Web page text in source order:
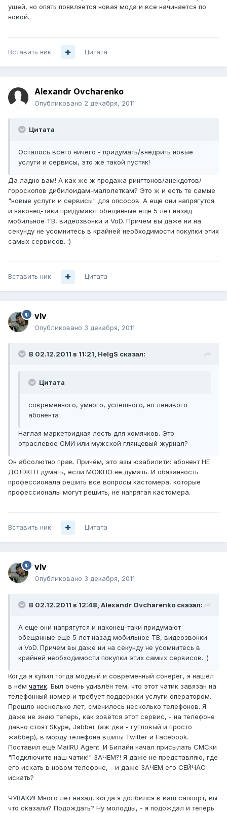
ушей, но опять появляется новая мода и все начинается по
новой.
Вставить ник Цитата
Alexandr Ovcharenko
Опубликовано 2 декабря, 2011
Цитата
Осталось всего ничего - придумать/внедрить новые
услуги и сервисы, это же такой пустяк!
Да ладно вам! А как же ж продажа рингтонов/анекдотов/
гороскопов дибилоидам-малолеткам? Это ж и есть те самые
"новые услуги и сервисы" для опсосов. А еще они напрягутся
и наконец-таки придумают обещанные еще 5 лет назад
мобильное ТВ, видеозвонки и VoD. Причем вы даже ни на
секунду не усомнитесь в крайней необходимости покупки этих
самых сервисов. :)
Вставить ник Цитата
vIv
Опубликовано 3 декабря, 2011
В 02.12.2011 в 11:21, HelgS сказал:
Цитата
современного, умного, успешного, но ленивого
абонента
Наглая маркетоидная лесть для хомячков. Это
отраслевое СМИ или мужской глянцевый журнал?
Он абсолютно прав. Причём, это азы юзабилити: абонент НЕ
ДОЛЖЕН думать, если МОЖНО не думать. И обязанность
профессионала решить все вопросы кастомера, которые
профессионалы могут решить, не напрягая кастомера.
Вставить ник Цитата
vIv
Опубликовано 3 декабря, 2011
В 02.12.2011 в 12:48, Alexandr Ovcharenko сказал:
А еще они напрягутся и наконец-таки придумают
обещанные еще 5 лет назад мобильное ТВ, видеозвонки
и VoD. Причем вы даже ни на секунду не усомнитесь в
крайней необходимости покупки этих самых сервисов. :)
Когда я купил тогда модный и современный сонерег, я нашёл
в нём чатик. Был очень удивлён тем, что этот чатик завязан на
телефонный номер и требует поддержки услуги оператором.
Прошло несколько лет, сменилось несколько телефонов. Я
даже не знаю теперь, как зовётся этот сервис, - на телефоне
давно стоят Skype, Jabber (аж два - гугловый и просто
жаббер), в морду телефона вшиты Twitter и Facebook.
Поставил ещё MailRU Agent. И Билайн начал присылать СМСки
"Подключите наш чатик!" ЗАЧЕМ?! Я даже не представляю, где
его искать в новом телефоне, - и даже ЗАЧЕМ его СЕЙЧАС
искать?
ЧУВАКИ! Много лет назад, когда я долбился в ваш саппорт, вы
что сказали? Подождать? Ну молодцы, - я подождал и теперь